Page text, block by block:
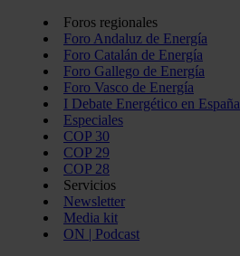
Foros regionales
Foro Andaluz de Energía
Foro Catalán de Energía
Foro Gallego de Energía
Foro Vasco de Energía
I Debate Energético en España
Especiales
COP 30
COP 29
COP 28
Servicios
Newsletter
Media kit
ON | Podcast